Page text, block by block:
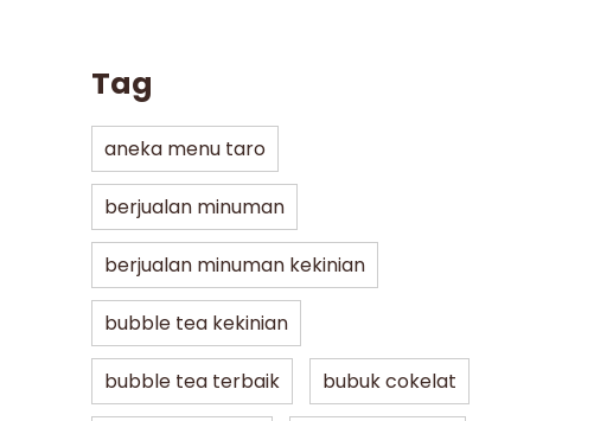
Tag
aneka menu taro
berjualan minuman
berjualan minuman kekinian
bubble tea kekinian
bubble tea terbaik bubuk cokelat